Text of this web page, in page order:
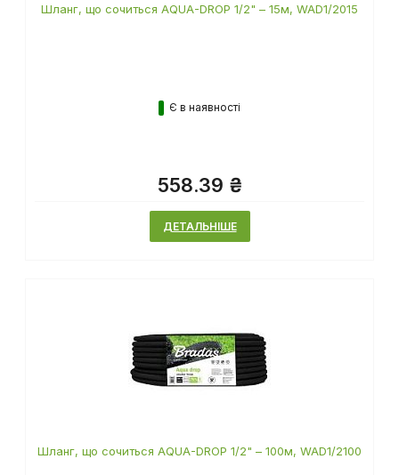
Шланг, що сочиться AQUA-DROP 1/2" – 15м, WAD1/2015
Є в наявності
558.39 ₴
ДЕТАЛЬНІШЕ
Шланг, що сочиться AQUA-DROP 1/2" – 100м, WAD1/2100